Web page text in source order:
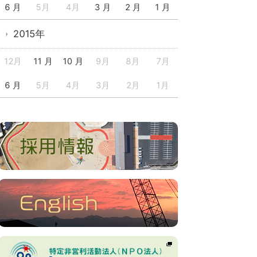
6 月 5月 4月 3 月 2 月 1 月
2015年
12月 11 月 10 月 9月 8月 7月
6 月 5月 4月 3月 2月 1月